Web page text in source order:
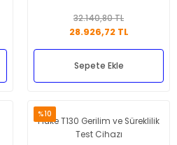
32.140,80 TL
28.926,72 TL
Sepete Ekle
%10
Fluke T130 Gerilim ve Süreklilik
Test Cihazı